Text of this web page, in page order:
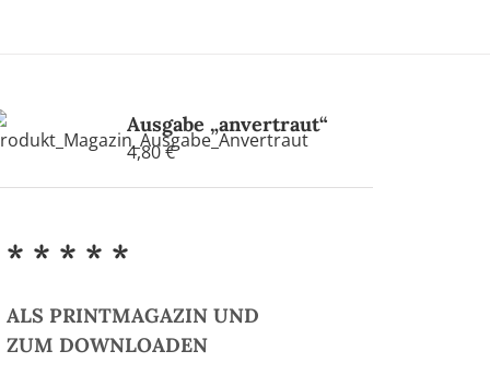
Ausgabe „anvertraut“
4,80€
* * * * *
ALS PRINTMAGAZIN UND
ZUM DOWNLOADEN